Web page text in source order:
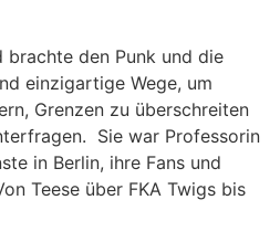
brachte den Punk und die
einzigartige Wege, um
Grenzen zu überschreiten
Sie war Professorin
in Berlin, ihre Fans und
Teese über FKA Twigs bis